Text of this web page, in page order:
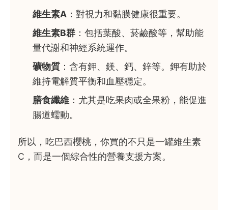
維生素A：對視力和黏膜健康很重要。
維生素B群：包括葉酸、菸鹼酸等，幫助能
量代謝和神經系統運作。
礦物質：含有鉀、鎂、鈣、鋅等。鉀有助於
維持電解質平衡和血壓穩定。
膳食纖維：尤其是吃果肉或全果粉，能促進
腸道蠕動。
所以，吃巴西櫻桃，你買的不只是一罐維生素
C，而是一個綜合性的營養支援方案。